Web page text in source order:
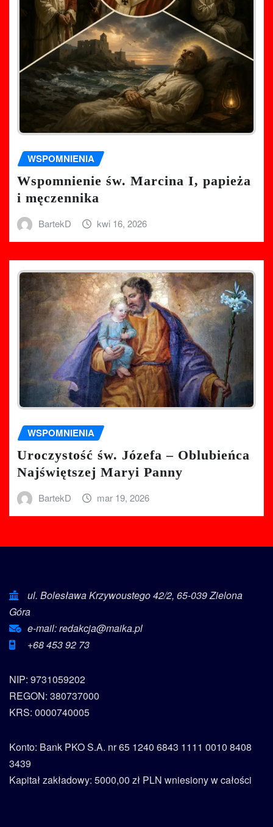
WSPOMNIENIA
Wspomnienie św. Marcina I, papieża
i męczennika
BartekD kwi 16, 2026
WSPOMNIENIA
Uroczystość św. Józefa – Oblubieńca
Najświętszej Maryi Panny
BartekD mar 19, 2026
ul. Bolesława Krzywoustego 42/2, 65-039 Zielona
Góra
e-mail: redakcja@maika.pl
+68 453 92 73
NIP: 9731059202
REGON: 380737000
KRS: 0000740005
Konto: Bank PKO S.A. nr 65 1240 6843 1111 0010 8408
3439
Kapitał zakładowy: 5000,00 zł PLN wniesiony w całości